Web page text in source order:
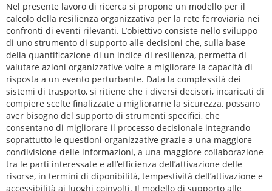
Nel presente lavoro di ricerca si propone un modello per il
calcolo della resilienza organizzativa per la rete ferroviaria nei
confronti di eventi rilevanti. L’obiettivo consiste nello sviluppo
di uno strumento di supporto alle decisioni che, sulla base
della quantificazione di un indice di resilienza, permetta di
valutare azioni organizzative volte a migliorare la capacità di
risposta a un evento perturbante. Data la complessità dei
sistemi di trasporto, si ritiene che i diversi decisori, incaricati di
compiere scelte finalizzate a migliorarne la sicurezza, possano
aver bisogno del supporto di strumenti specifici, che
consentano di migliorare il processo decisionale integrando
soprattutto le questioni organizzative grazie a una maggiore
condivisione delle informazioni, a una maggiore collaborazione
tra le parti interessate e all’efficienza dell’attivazione delle
risorse, in termini di diponibilità, tempestività dell’attivazione e
accessibilità ai luoghi coinvolti. Il modello di supporto alle